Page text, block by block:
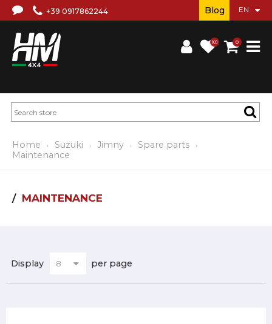
+39 0917862244
(0) 0
Blog
Home Suzuki Jimny
Spare parts
Maintenance
MAINTENANCE
Display per page